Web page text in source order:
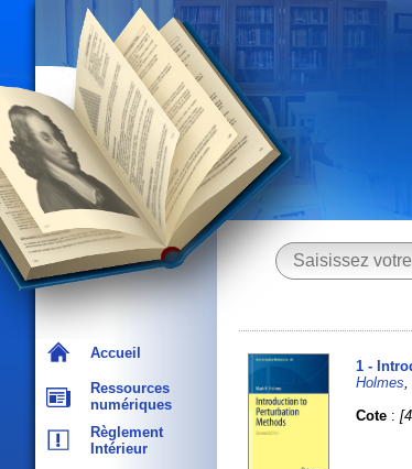
Accueil
Ressources
numériques
Règlement
Intérieur
1 -
Holmes
Cote :